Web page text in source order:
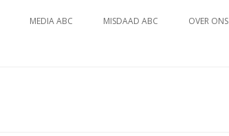
MEDIA ABC MISDAAD ABC OVER ONS